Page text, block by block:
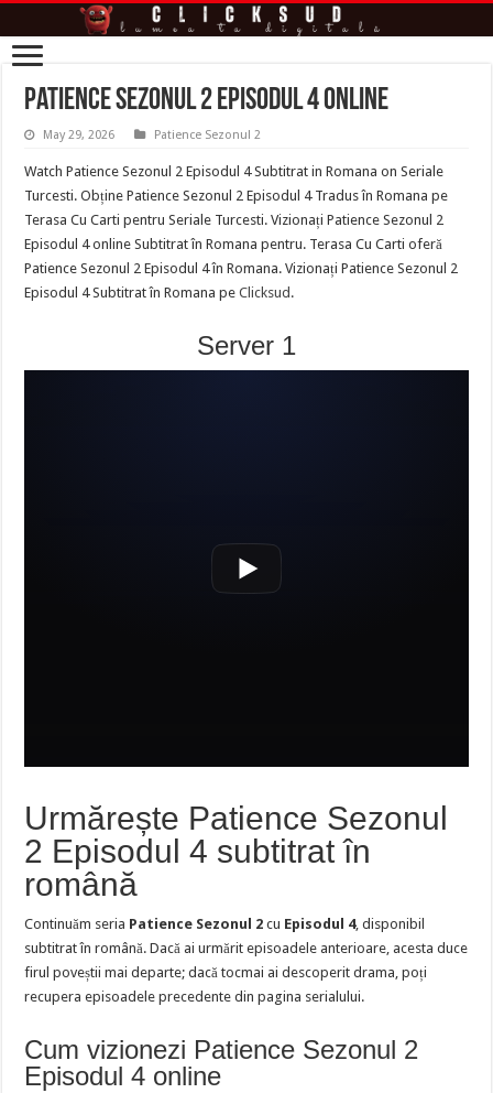
Patience Sezonul 2 Episodul 4 Online
May 29, 2026 Patience Sezonul 2
Watch Patience Sezonul 2 Episodul 4 Subtitrat in Romana on Seriale
Turcesti. Obține Patience Sezonul 2 Episodul 4 Tradus în Romana pe
Terasa Cu Carti pentru Seriale Turcesti. Vizionați Patience Sezonul 2
Episodul 4 online Subtitrat în Romana pentru. Terasa Cu Carti oferă
Patience Sezonul 2 Episodul 4 în Romana. Vizionați Patience Sezonul 2
Episodul 4 Subtitrat în Romana peClicksud .
Server 1
Urmărește Patience Sezonul
2 Episodul 4 subtitrat în
română
Continuăm seria Patience Sezonul 2 cu Episodul 4, disponibil
subtitrat în română. Dacă ai urmărit episoadele anterioare, acesta duce
firul poveștii mai departe; dacă tocmai ai descoperit drama, poți
recupera episoadele precedente din pagina serialului.
Cum vizionezi Patience Sezonul 2
Episodul 4 online